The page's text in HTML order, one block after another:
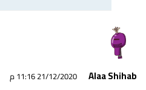
Alaa Shihab 21/12/2020 11:16 م